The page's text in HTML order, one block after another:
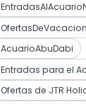
AcuarioAbuDabi
Entradas para el
Ofertas de JTR